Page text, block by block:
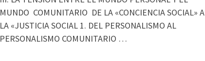
MUNDO COMUNITARIO DE LA «CONCIENCIA SOCIAL» A
LA «JUSTICIA SOCIAL 1. DEL PERSONALISMO AL
PERSONALISMO COMUNITARIO …